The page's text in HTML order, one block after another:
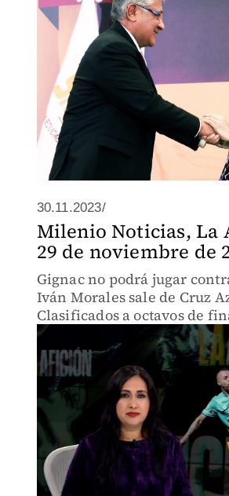
30.11.2023/
Milenio Noticias, La
29 de noviembre de
Gignac no podrá jugar
Iván Morales sale de Cruz
Clasificados a octavos de